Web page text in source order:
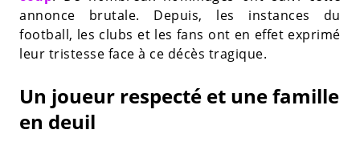
annonce brutale. Depuis, les instances du
football, les clubs et les fans ont en effet exprimé
leur tristesse face à ce décès tragique.
Un joueur respecté et une famille
en deuil